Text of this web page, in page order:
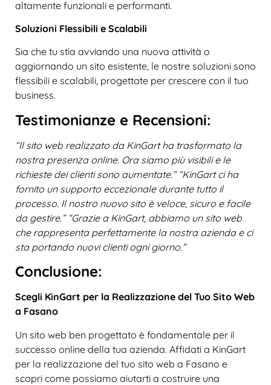
altamente funzionali e performanti.
Soluzioni Flessibili e Scalabili
Sia che tu stia avviando una nuova attività o
aggiornando un sito esistente, le nostre soluzioni sono
flessibili e scalabili, progettate per crescere con il tuo
business.
Testimonianze e Recensioni:
“Il sito web realizzato da KinGart ha trasformato la
nostra presenza online. Ora siamo più visibili e le
richieste dei clienti sono aumentate.” “KinGart ci ha
fornito un supporto eccezionale durante tutto il
processo. Il nostro nuovo sito è veloce, sicuro e facile
da gestire.” “Grazie a KinGart, abbiamo un sito web
che rappresenta perfettamente la nostra azienda e ci
sta portando nuovi clienti ogni giorno.”
Conclusione:
Scegli KinGart per la Realizzazione del Tuo Sito Web
a Fasano
Un sito web ben progettato è fondamentale per il
successo online della tua azienda. Affidati a KinGart
per la realizzazione del tuo sito web a Fasano e
scopri come possiamo aiutarti a costruire una